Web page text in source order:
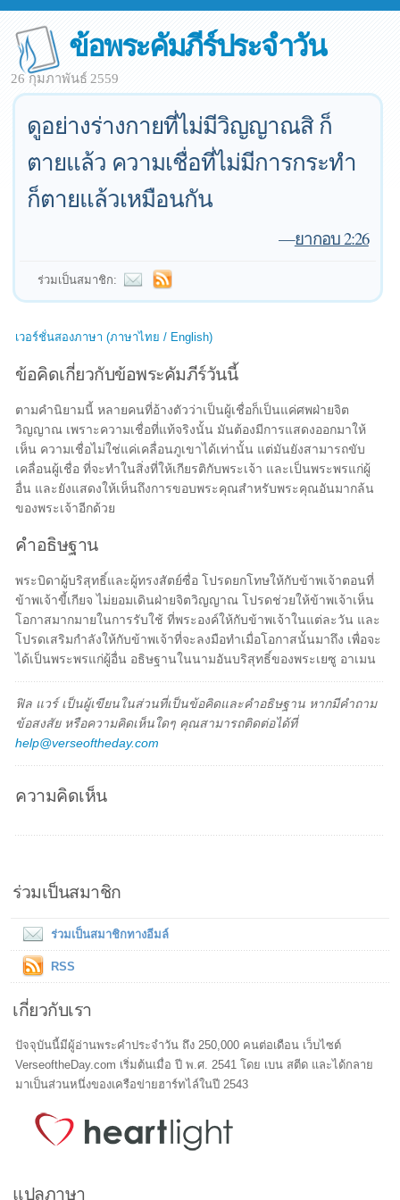
ข้อพระคัมภีร์ประจำวัน
26 กุมภาพันธ์ 2559
ดูอย่างร่างกายที่ไม่มีวิญญาณสิ ก็
ตายแล้ว ความเชื่อที่ไม่มีการกระทำ
ก็ตายแล้วเหมือนกัน
—ยากอบ 2:26
ร่วมเป็นสมาชิก:
เวอร์ชั่นสองภาษา (ภาษาไทย / English)
ข้อคิดเกี่ยวกับข้อพระคัมภีร์วันนี้
ตามคำนิยามนี้ หลายคนที่อ้างตัวว่าเป็นผู้เชื่อก็เป็นแค่ศพฝ่ายจิต
วิญญาณ เพราะความเชื่อที่แท้จริงนั้น มันต้องมีการแสดงออกมาให้
เห็น ความเชื่อไม่ใช่แค่เคลื่อนภูเขาได้เท่านั้น แต่มันยังสามารถขับ
เคลื่อนผู้เชื่อ ที่จะทำในสิ่งที่ให้เกียรติกับพระเจ้า และเป็นพระพรแก่ผู้
อื่น และยังแสดงให้เห็นถึงการขอบพระคุณสำหรับพระคุณอันมากล้น
ของพระเจ้าอีกด้วย
คำอธิษฐาน
พระบิดาผู้บริสุทธิ์และผู้ทรงสัตย์ซื่อ โปรดยกโทษให้กับข้าพเจ้าตอนที่
ข้าพเจ้าขี้เกียจ ไม่ยอมเดินฝ่ายจิตวิญญาณ โปรดช่วยให้ข้าพเจ้าเห็น
โอกาสมากมายในการรับใช้ ที่พระองค์ให้กับข้าพเจ้าในแต่ละวัน และ
โปรดเสริมกำลังให้กับข้าพเจ้าที่จะลงมือทำเมื่อโอกาสนั้นมาถึง เพื่อจะ
ได้เป็นพระพรแก่ผู้อื่น อธิษฐานในนามอันบริสุทธิ์ของพระเยซู อาเมน
ฟิล แวร์ เป็นผู้เขียนในส่วนที่เป็นข้อคิดและคำอธิษฐาน หากมีคำถาม
ข้อสงสัย หรือความคิดเห็นใดๆ คุณสามารถติดต่อได้ที่
help@verseoftheday.com
ความคิดเห็น
ร่วมเป็นสมาชิก
ร่วมเป็นสมาชิกทางอีมล์
RSS
เกี่ยวกับเรา
ปัจจุบันนี้มีผู้อ่านพระคำประจำวัน ถึง 250,000 คนต่อเดือน เว็บไซต์
VerseoftheDay.com เริ่มต้นเมื่อ ปี พ.ศ. 2541 โดย เบน สตีด และได้กลาย
มาเป็นส่วนหนึ่งของเครือข่ายฮาร์ทไล์ในปี 2543
แปลภาษา